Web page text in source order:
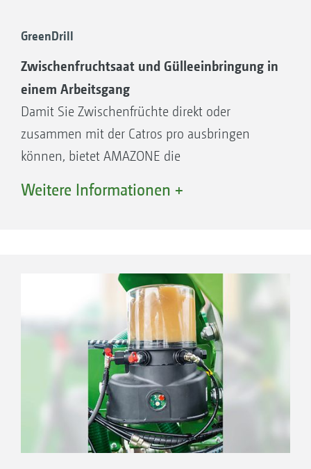
GreenDrill
Zwischenfruchtsaat und Gülleeinbringung in
einem Arbeitsgang
Damit Sie Zwischenfrüchte direkt oder
zusammen mit der Catros pro ausbringen
können, bietet AMAZONE die
angebauten Produkttypen und GreenDrill 501
Trittstufen zu erreichen.
Ihre Vorteile
Ausbringung von Zwischenfrüchten und
Feinsaatgut über Prallteller direkt in
Kombination mit der Bodenbearbeitung
Auch große Ausbringmengen mittels
verschiedener Dosierwalzen möglich
Weitere Informationen +